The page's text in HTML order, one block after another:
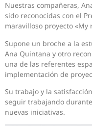
Nuestras compañeras,
sido reconocidas con el
maravilloso proyecto «My
Supone un broche a la
Ana Quintana y otro
una de las referentes
implementación de
Su trabajo y la
seguir trabajando
nuevas iniciativas.